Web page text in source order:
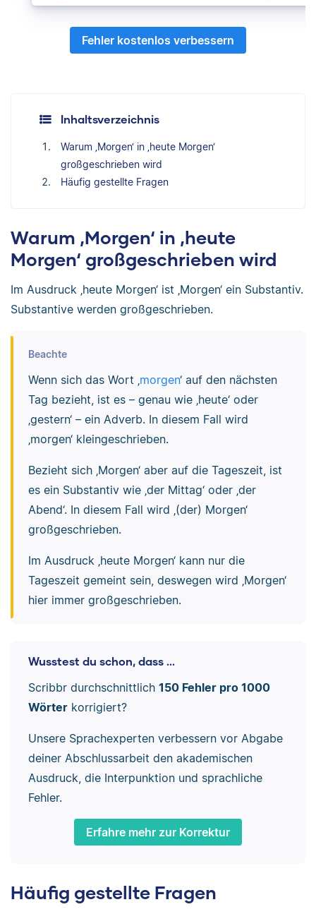
Fehler kostenlos verbessern
Inhaltsverzeichnis
Warum ‚Morgen‘ in ‚heute Morgen‘
großgeschrieben wird
Häufig gestellte Fragen
Warum ‚Morgen‘ in ‚heute
Morgen‘ großgeschrieben wird
Im Ausdruck ‚heute Morgen‘ ist ‚Morgen‘ ein Substantiv.
Substantive werden großgeschrieben.
Beachte
Wenn sich das Wort ‚ morgen‘ auf den nächsten
Tag bezieht, ist es – genau wie ‚heute‘ oder
‚gestern‘ – ein Adverb. In diesem Fall wird
‚morgen‘ kleingeschrieben.
Bezieht sich ‚Morgen‘ aber auf die Tageszeit, ist
es ein Substantiv wie ‚der Mittag‘ oder ‚der
Abend‘. In diesem Fall wird ‚(der) Morgen‘
großgeschrieben.
Im Ausdruck ‚heute Morgen‘ kann nur die
Tageszeit gemeint sein, deswegen wird ‚Morgen‘
hier immer großgeschrieben.
Wusstest du schon, dass ...
Scribbr durchschnittlich 150 Fehler pro 1000
Wörterkorrigiert?
Unsere Sprachexperten verbessern vor Abgabe
deiner Abschlussarbeit den akademischen
Ausdruck, die Interpunktion und sprachliche
Fehler.
Erfahre mehr zur Korrektur
Häufig gestellte Fragen